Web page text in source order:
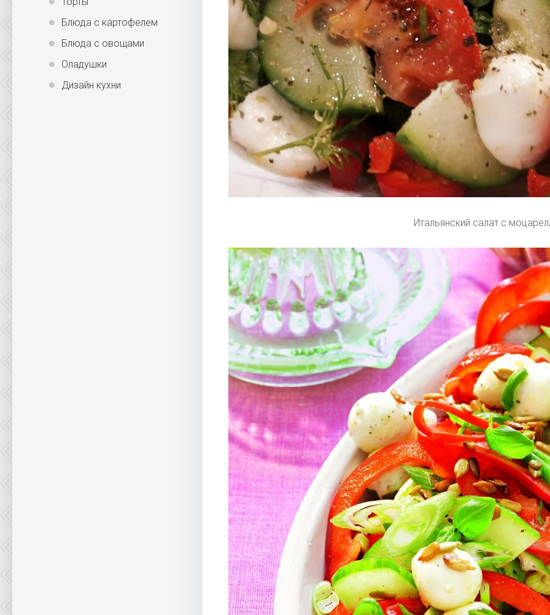
Блюда с картофелем
Блюда с овощами
Оладушки
Дизайн кухни
Итальянский салат с